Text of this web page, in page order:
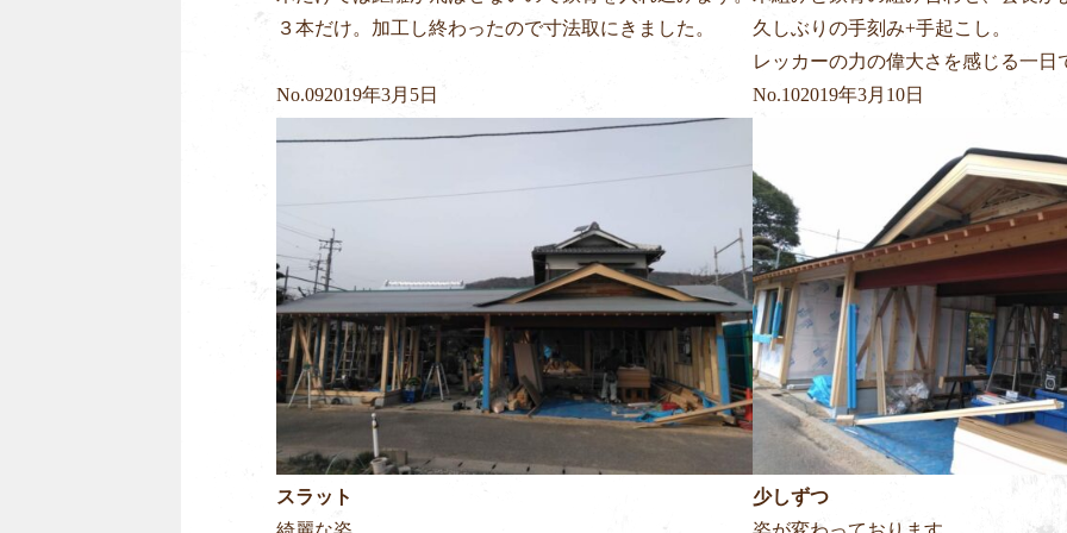
３本だけ。加工し終わったので寸法取にきました。
久しぶりの手刻み+手起こし。
レッカーの力の偉大さを感じる一日
No.092019年3月5日
スラット
No.102019年3月10日
少しずつ